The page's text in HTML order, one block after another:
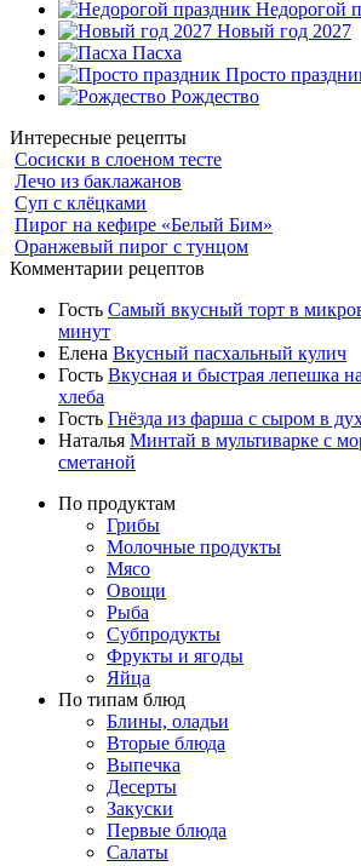
Недорогой
Новый год 2027
Пасха
Просто
Рождество
Интересные рецепты
Сосиски в слоеном тесте
Лечо из баклажанов
Суп с клёцками
Пирог на кефире «Белый Бим»
Оранжевый пирог с тунцом
Комментарии рецептов
Гость Самый вкусный торт в
минут
Елена Вкусный пасхальный кулич
Гость Вкусная и быстрая лепешка
хлеба
Гость Гнёзда из фарша с сыром в
Наталья Минтай в мультиварке с
сметаной
По продуктам
Грибы
Молочные продукты
Мясо
Овощи
Рыба
Субпродукты
Фрукты и ягоды
Яйца
По типам блюд
Блины, оладьи
Вторые блюда
Выпечка
Десерты
Закуски
Первые блюда
Салаты